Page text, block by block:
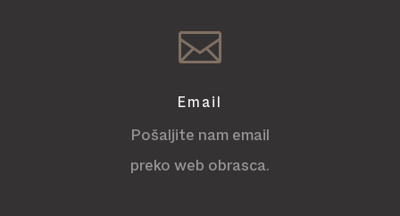

Email
Pošaljite nam email
preko web obrasca.